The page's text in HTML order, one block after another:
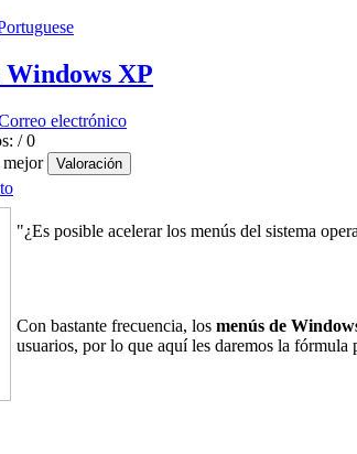
XP
/ 0
"¿Es posible acelerar los menús del sis­tema
Con bastante frecuencia, los menús de
usuarios, por lo que aquí les daremos la fórmula